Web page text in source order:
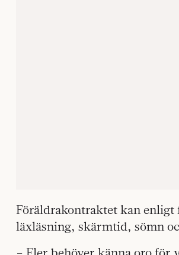
Föräldrakontraktet kan enligt
läxläsning, skärmtid, sömn